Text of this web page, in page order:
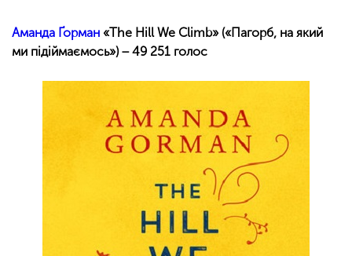
Аманда Ґорман «The Hill We Climb» («Пагорб, на який
ми підіймаємось») − 49 251 голос